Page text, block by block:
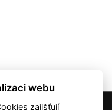
obsahu. |
webu
zajišťují